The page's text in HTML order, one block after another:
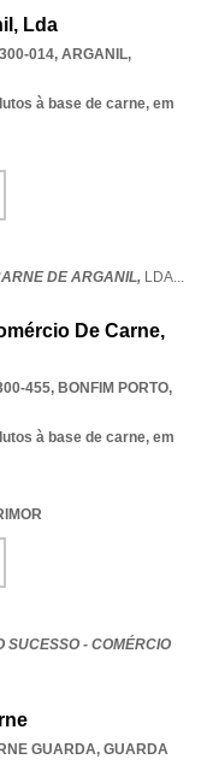
Lda
014, ARGANIL,
à base de carne, em
DE ARGANIL, LDA...
De Carne,
455, BONFIM PORTO,
à base de carne, em
SUCESSO - COMÉRCIO
GUARDA, GUARDA